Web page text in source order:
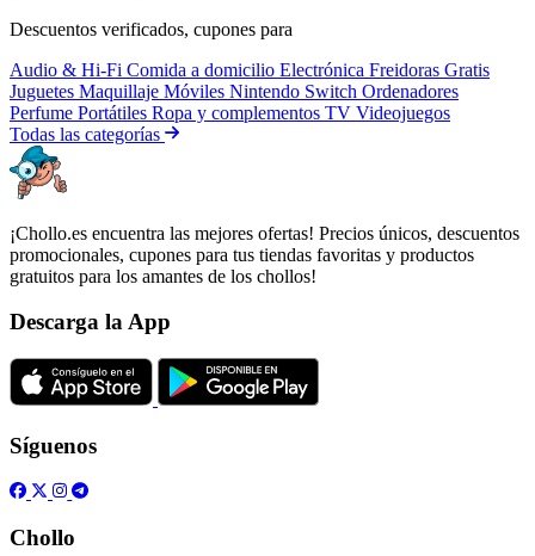
Descuentos verificados, cupones para
Audio & Hi-Fi Comida a domicilio Electrónica Freidoras Gratis
Juguetes Maquillaje Móviles Nintendo Switch Ordenadores
Perfume Portátiles Ropa y complementos TV Videojuegos
Todas las categorías
¡Chollo.es encuentra las mejores ofertas! Precios únicos, descuentos
promocionales, cupones para tus tiendas favoritas y productos
gratuitos para los amantes de los chollos!
Descarga la App
Síguenos
Chollo